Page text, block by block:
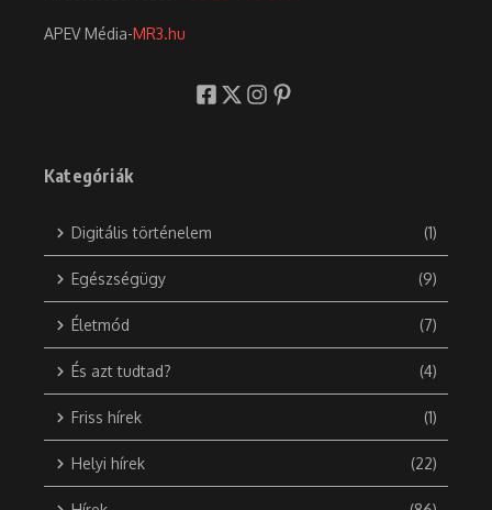
APEV Média-MR3.hu
Kategóriák
Digitális történelem (1)
Egészségügy (9)
Életmód (7)
És azt tudtad? (4)
Friss hírek (1)
Helyi hírek (22)